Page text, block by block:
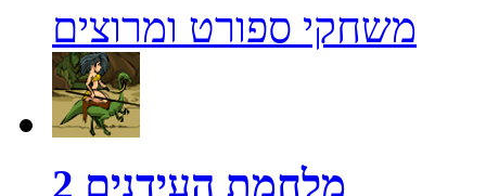
משחקי ספורט ומרוצים
מלחמת העידנים 2